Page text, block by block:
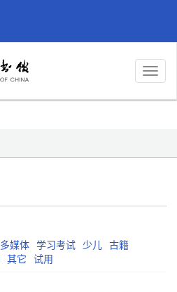
多媒体 学习考试 少儿
古籍
其它 试用